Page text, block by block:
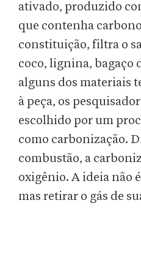
ativado, produzido
que contenha
constituição, filtra o
coco, lignina, bagaço
alguns dos materiais
à peça, os
escolhido por um
como carbonização.
combustão, a
oxigênio. A ideia não
mas retirar o gás de